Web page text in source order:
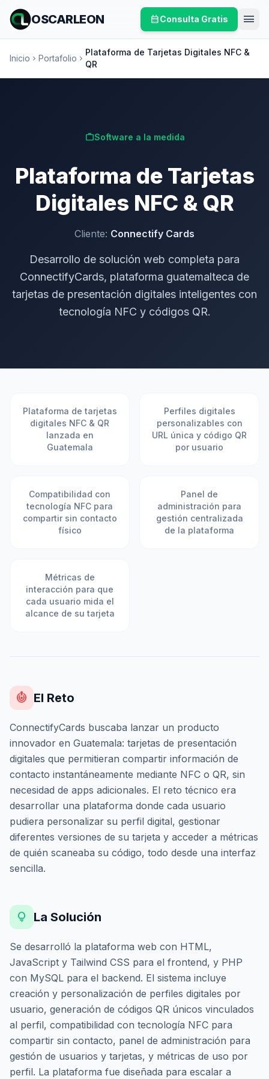
OSCARLEON calendar_monthConsulta Gratis menu
Inicio chevron_right Portafolio chevron_right
Plataforma de Tarjetas Digitales NFC &
QR
workSoftware a la medida
Plataforma de Tarjetas
Digitales NFC & QR
Cliente: Connectify Cards
Desarrollo de solución web completa para
ConnectifyCards, plataforma guatemalteca de
tarjetas de presentación digitales inteligentes con
tecnología NFC y códigos QR.
Plataforma de tarjetas
digitales NFC & QR
lanzada en
Guatemala
Perfiles digitales
personalizables con
URL única y código QR
por usuario
Compatibilidad con
tecnología NFC para
compartir sin contacto
físico
Panel de
administración para
gestión centralizada
de la plataforma
Métricas de
interacción para que
cada usuario mida el
alcance de su tarjeta
crisis_alert El Reto
ConnectifyCards buscaba lanzar un producto
innovador en Guatemala: tarjetas de presentación
digitales que permitieran compartir información de
contacto instantáneamente mediante NFC o QR, sin
necesidad de apps adicionales. El reto técnico era
desarrollar una plataforma donde cada usuario
pudiera personalizar su perfil digital, gestionar
diferentes versiones de su tarjeta y acceder a métricas
de quién scaneaba su código, todo desde una interfaz
sencilla.
lightbulb La Solución
Se desarrolló la plataforma web con HTML,
JavaScript y Tailwind CSS para el frontend, y PHP
con MySQL para el backend. El sistema incluye
creación y personalización de perfiles digitales por
usuario, generación de códigos QR únicos vinculados
al perfil, compatibilidad con tecnología NFC para
compartir sin contacto, panel de administración para
gestión de usuarios y tarjetas, y métricas de uso por
perfil. La plataforma fue diseñada para escalar a